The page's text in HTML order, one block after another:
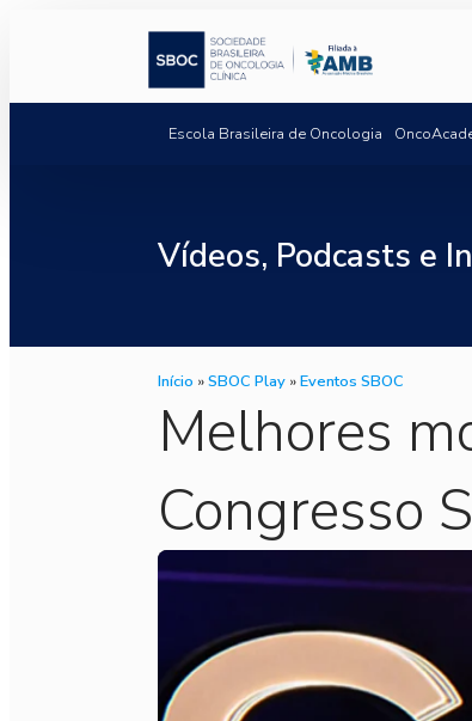
Escola Brasileira de Oncologia
Vídeos, Podcasts e
Início »SBOC Play »Eventos SBOC
Melhores
Congresso